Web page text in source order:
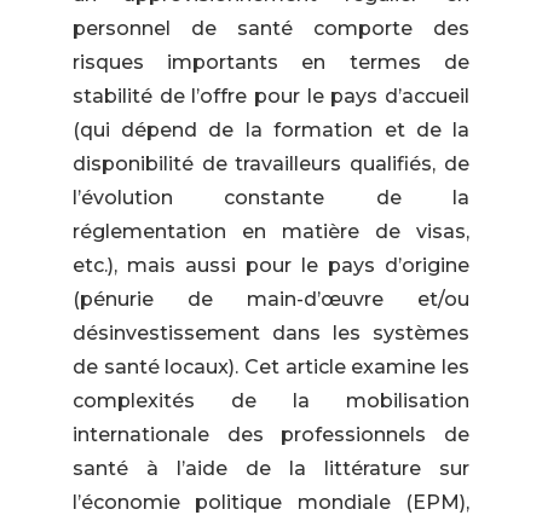
personnel de santé comporte des
risques importants en termes de
stabilité de l’offre pour le pays d’accueil
(qui dépend de la formation et de la
disponibilité de travailleurs qualifiés, de
l’évolution constante de la
réglementation en matière de visas,
etc.), mais aussi pour le pays d’origine
(pénurie de main-d’œuvre et/ou
désinvestissement dans les systèmes
de santé locaux). Cet article examine les
complexités de la mobilisation
internationale des professionnels de
santé à l’aide de la littérature sur
l’économie politique mondiale (EPM),